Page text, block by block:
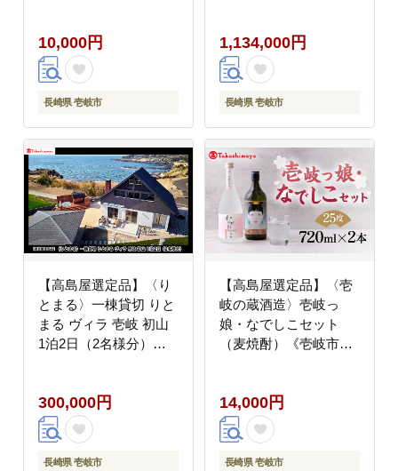
10000円 1万円
10,000円
長崎県 壱岐市
1,134,000円
長崎県 壱岐市
【高島屋選定品】〈り
とまる〉一棟貸切 りと
まる ヴィラ 壱岐 初山
1泊2日（2名様分）
300,000円
長崎県 壱岐市
【高島屋選定品】〈壱
岐の蔵酒造〉壱岐っ
娘・なでしこセット
（麦焼酎）《壱岐市》
13000円
14,000円
長崎県 壱岐市